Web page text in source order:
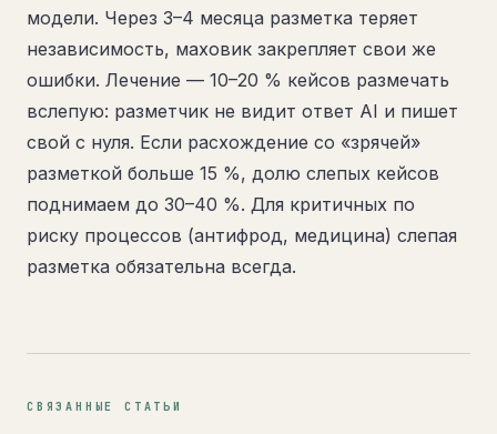
модели. Через 3–4 месяца разметка теряет
независимость, маховик закрепляет свои же
ошибки. Лечение — 10–20 % кейсов размечать
вслепую: разметчик не видит ответ AI и пишет
свой с нуля. Если расхождение со «зрячей»
разметкой больше 15 %, долю слепых кейсов
поднимаем до 30–40 %. Для критичных по
риску процессов (антифрод, медицина) слепая
разметка обязательна всегда.
СВЯЗАННЫЕ СТАТЬИ